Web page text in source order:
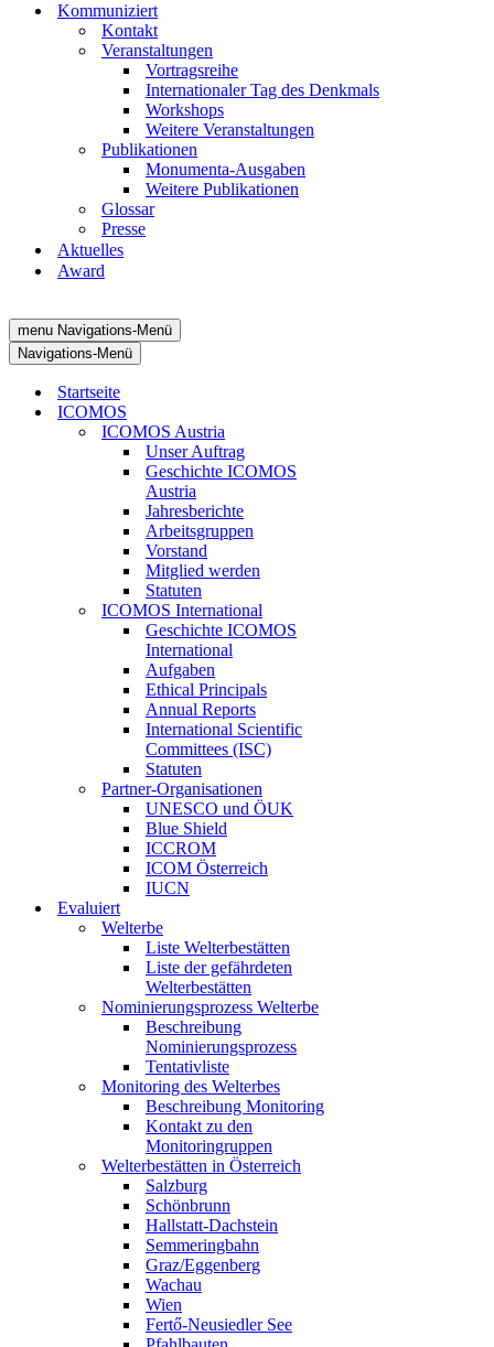
Kommuniziert
Kontakt
Veranstaltungen
Vortragsreihe
Internationaler Tag des Denkmals
Workshops
Weitere Veranstaltungen
Publikationen
Monumenta-Ausgaben
Weitere Publikationen
Glossar
Presse
Aktuelles
Award
menu Navigations-Menü
Navigations-Menü
Startseite
ICOMOS
ICOMOS Austria
Unser Auftrag
Geschichte ICOMOS
Austria
Jahresberichte
Arbeitsgruppen
Vorstand
Mitglied werden
Statuten
ICOMOS International
Geschichte ICOMOS
International
Aufgaben
Ethical Principals
Annual Reports
International Scientific
Committees (ISC)
Statuten
Partner-Organisationen
UNESCO und ÖUK
Blue Shield
ICCROM
ICOM Österreich
IUCN
Evaluiert
Welterbe
Liste Welterbestätten
Liste der gefährdeten
Welterbestätten
Nominierungsprozess Welterbe
Beschreibung
Nominierungsprozess
Tentativliste
Monitoring des Welterbes
Beschreibung Monitoring
Kontakt zu den
Monitoringruppen
Welterbestätten in Österreich
Salzburg
Schönbrunn
Hallstatt-Dachstein
Semmeringbahn
Graz/Eggenberg
Wachau
Wien
Fertő-Neusiedler See